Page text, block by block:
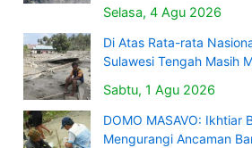
Selasa, 4 Agu 2026
Di Atas Rata-rata
Sulawesi Tengah Masih
Sabtu, 1 Agu 2026
DOMO MASAVO: Ikhtiar
Mengurangi Ancaman